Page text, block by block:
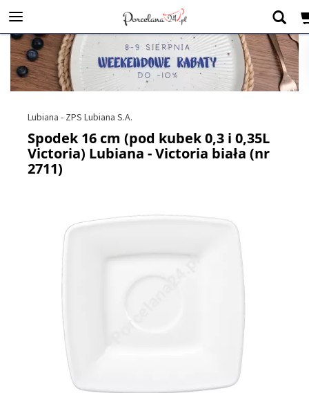
Lubiana - ZPS Lubiana S.A.
Spodek 16 cm (pod kubek 0,3 i 0,35L
Victoria) Lubiana - Victoria biała (nr
2711)